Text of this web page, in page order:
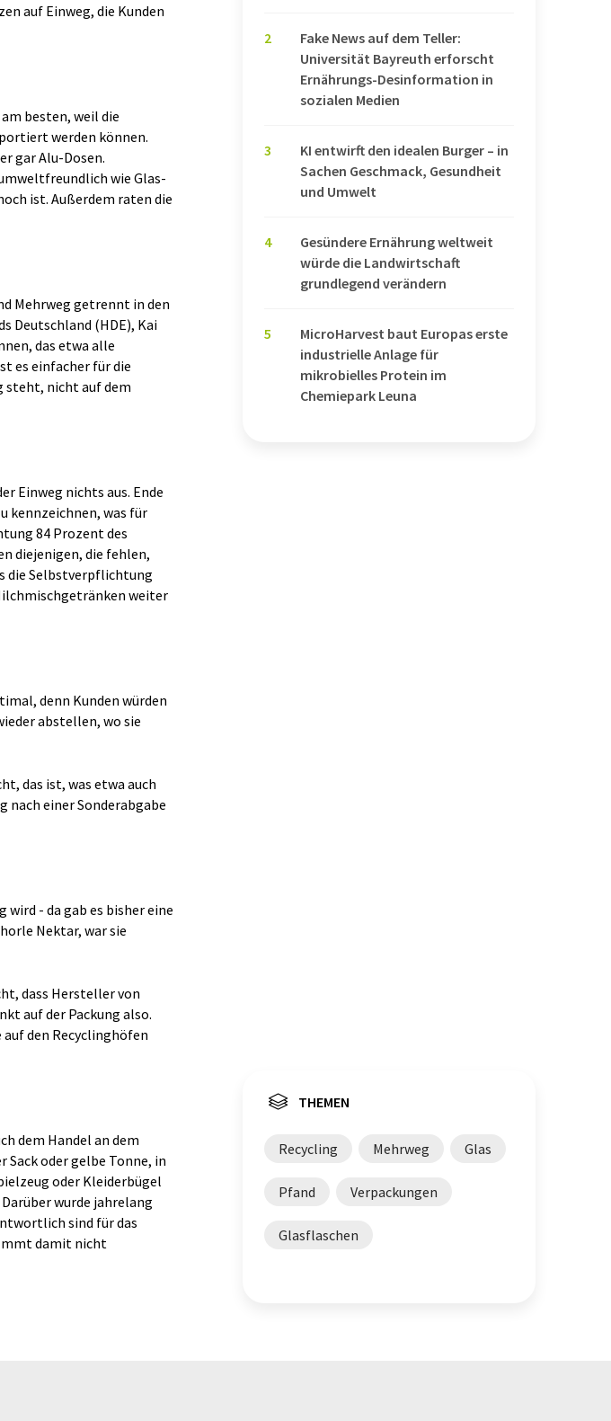
auf Einweg, die Kunden
besten, weil die
werden können.
gar Alu-Dosen.
wie Glas-
ist. Außerdem raten die
Mehrweg getrennt in den
Deutschland (HDE), Kai
das etwa alle
es einfacher für die
steht, nicht auf dem
Einweg nichts aus. Ende
kennzeichnen, was für
84 Prozent des
diejenigen, die fehlen,
die Selbstverpflichtung
weiter
denn Kunden würden
abstellen, wo sie
das ist, was etwa auch
nach einer Sonderabgabe
- da gab es bisher eine
Nektar, war sie
dass Hersteller von
auf der Packung also.
auf den Recyclinghöfen
dem Handel an dem
oder gelbe Tonne, in
oder Kleiderbügel
wurde jahrelang
sind für das
damit nicht
2
Fake News auf dem Teller:
Universität Bayreuth erforscht
Ernährungs-Desinformation in
sozialen Medien
3
KI entwirft den idealen Burger – in
Sachen Geschmack, Gesundheit
und Umwelt
4
Gesündere Ernährung weltweit
würde die Landwirtschaft
grundlegend verändern
5
MicroHarvest baut Europas erste
industrielle Anlage für
mikrobielles Protein im
Chemiepark Leuna
THEMEN
Recycling Mehrweg Glas
Pfand Verpackungen
Glasflaschen